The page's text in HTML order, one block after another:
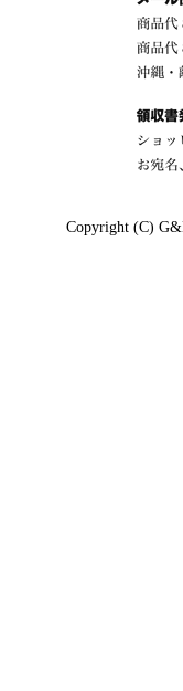
Copyright (C)